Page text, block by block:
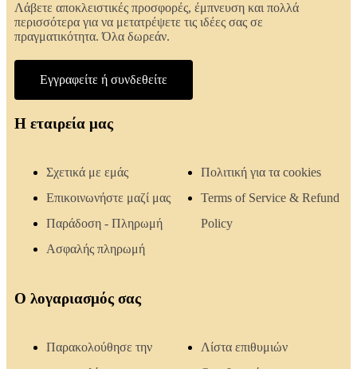
Λάβετε αποκλειστικές προσφορές, έμπνευση και πολλά
περισσότερα για να μετατρέψετε τις ιδέες σας σε
πραγματικότητα. Όλα δωρεάν.
Εγγραφείτε ή συνδεθείτε
Η εταιρεία μας
Σχετικά με εμάς
Επικοινωνήστε μαζί μας
Παράδοση - Πληρωμή
Ασφαλής πληρωμή
Πολιτική για τα cookies
Terms of Service & Refund
Policy
Ο λογαριασμός σας
Παρακολούθησε την
Λίστα επιθυμιών